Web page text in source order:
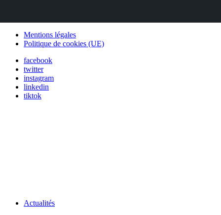
Mentions légales
Politique de cookies (UE)
facebook
twitter
instagram
linkedin
tiktok
Actualités